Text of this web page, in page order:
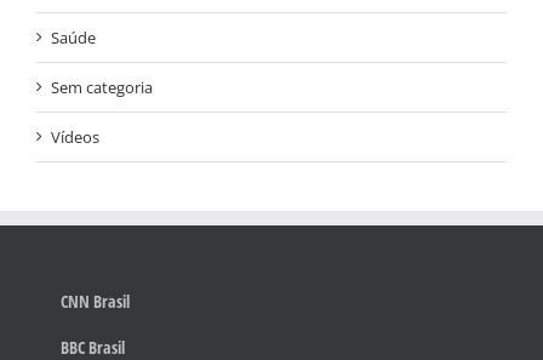
Saúde
Sem categoria
Vídeos
CNN Brasil
BBC Brasil